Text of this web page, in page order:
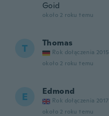
Goid
około 2 roku temu
T Thomas
Rok dołączenia 2015
około 2 roku temu
E Edmond
Rok dołączenia 2017
około 2 roku temu